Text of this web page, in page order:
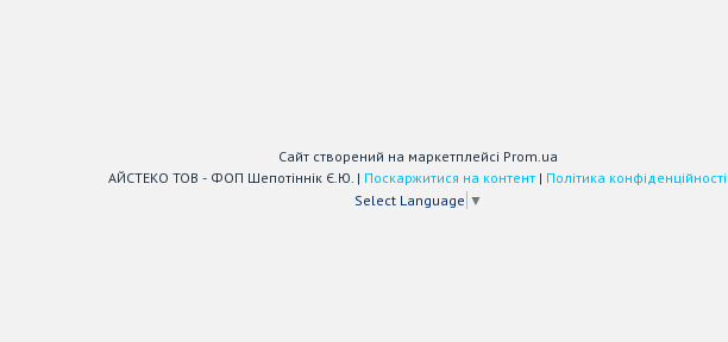
Сайт створений на маркетплейсі Prom.ua
АЙСТЕКО ТОВ - ФОП Шепотіннік Є.Ю. | Поскаржитися на контент | Політика конфіденційності
Select Language ▼